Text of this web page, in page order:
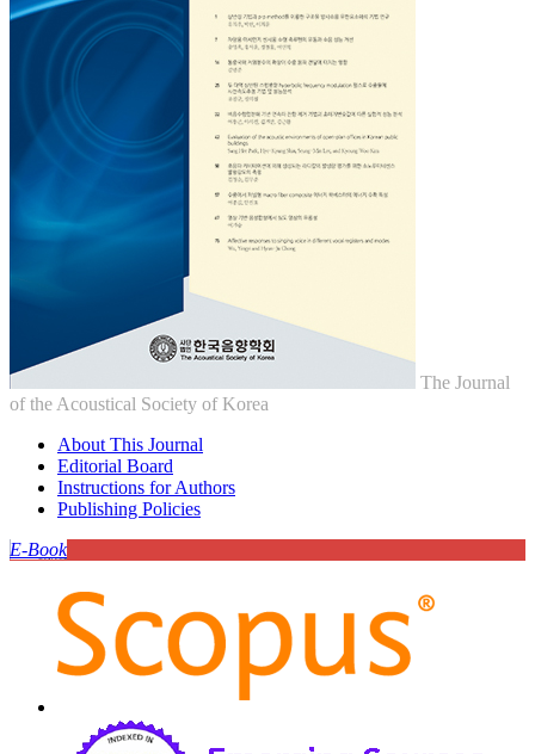
The Journal
of the Acoustical Society of Korea
About This Journal
Editorial Board
Instructions for Authors
Publishing Policies
E-Book